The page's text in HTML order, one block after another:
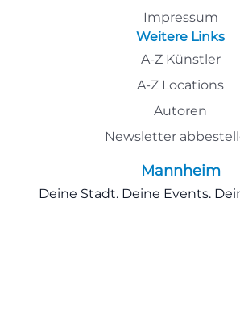
Impressum
Weitere Links
A-Z Künstler
A-Z Locations
Autoren
Newsletter
Mannheim
Deine Stadt. Deine Events.